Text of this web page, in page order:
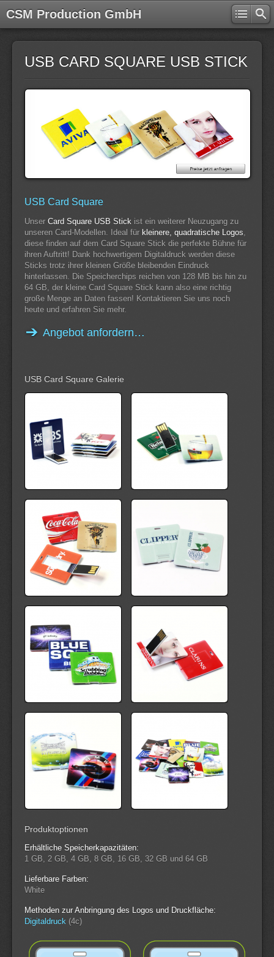
CSM Production GmbH
USB CARD SQUARE USB STICK
USB Card Square
Unser Card Square USB Stick ist ein weiterer Neuzugang zu
unseren Card-Modellen. Ideal für kleinere, quadratische Logos
diese finden auf dem Card Square Stick die perfekte Bühne für
ihren Auftritt! Dank hochwertigem Digitaldruck werden diese
Sticks trotz ihrer kleinen Größe bleibenden Eindruck
hinterlassen. Die Speicherchips reichen von 128 MB bis hin zu
64 GB, der kleine Card Square Stick kann also eine richtig
große Menge an Daten fassen! Kontaktieren Sie uns noch
heute und erfahren Sie mehr.
Angebot anfordern…
USB Card Square Galerie
Produktoptionen
Erhältliche Speicherkapazitäten:
1 GB, 2 GB, 4 GB, 8 GB, 16 GB, 32 GB und 64 GB
Lieferbare Farben:
White
Methoden zur Anbringung des Logos und Druckfläche:
Digitaldruck (4c)